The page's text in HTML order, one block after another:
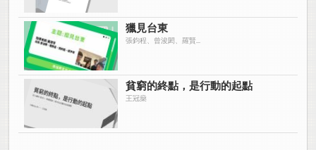
獵見台東
張鈞程、曾浚閎、羅賢...
貧窮的終點，是行動的起點
王冠燊